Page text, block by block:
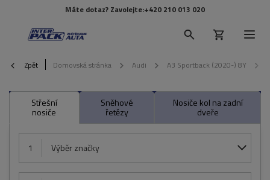
Máte dotaz? Zavolejte:+420 210 013 020
Zpět Domovská stránka Audi A3 Sportback (2020-) 8Y
Střešní
nosiče
Sněhové
řetězy
Nosiče kol na zadní
dveře
1 Výběr značky